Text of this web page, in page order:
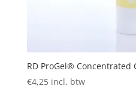
RD ProGel® Concentrated
€4,25 incl. btw